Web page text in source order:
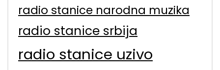
radio stanice narodna muzika
radio stanice srbija
radio stanice uzivo